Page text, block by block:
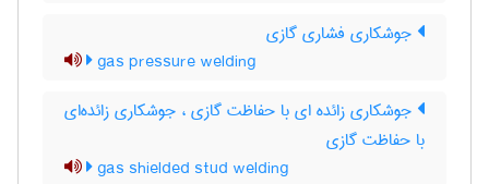
جوشکاری فشاری گازی
gas pressure welding
جوشکاری زائده ای با حفاظت گازی ، جوشکاری زائده‌ای
با حفاظت گازی
gas shielded stud welding